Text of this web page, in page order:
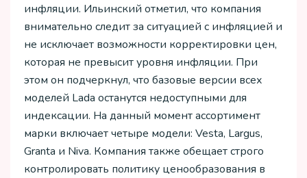
инфляции. Ильинский отметил, что компания
внимательно следит за ситуацией с инфляцией и
не исключает возможности корректировки цен,
которая не превысит уровня инфляции. При
этом он подчеркнул, что базовые версии всех
моделей Lada останутся недоступными для
индексации. На данный момент ассортимент
марки включает четыре модели: Vesta, Largus,
Granta и Niva. Компания также обещает строго
контролировать политику ценообразования в